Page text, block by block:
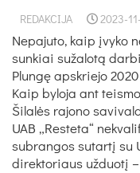
REDAKCIJA 2023-
Nepajuto, kaip įvyko
sunkiai sužalotą
Plungę apskriejo
Kaip byloja ant
Šilalės rajono
UAB „Resteta“
subrangos sutartį su
direktoriaus užduotį